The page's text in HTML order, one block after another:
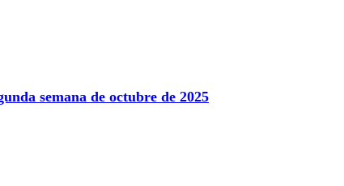
semana de octubre de 2025